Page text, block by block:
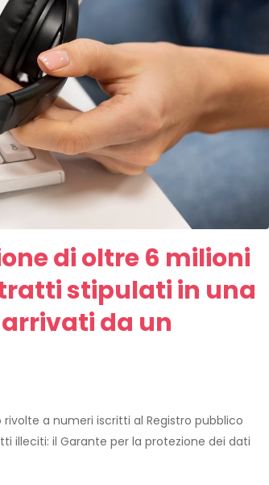
di oltre 6 milioni
stipulati in una
da un
rivolte a numeri iscritti al Registro pubblico
illeciti: il Garante per la protezione dei dati